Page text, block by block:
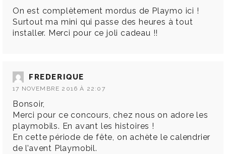
On est complètement mordus de Playmo ici !
Surtout ma mini qui passe des heures à tout
installer. Merci pour ce joli cadeau !!
FREDERIQUE
17 NOVEMBRE 2016 À 22:07
Bonsoir,
Merci pour ce concours, chez nous on adore les
playmobils. En avant les histoires !
En cette période de fête, on achète le calendrier
de l’avent Playmobil.